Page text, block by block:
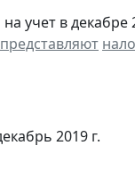
учет в декабре
представляют
2019 г.